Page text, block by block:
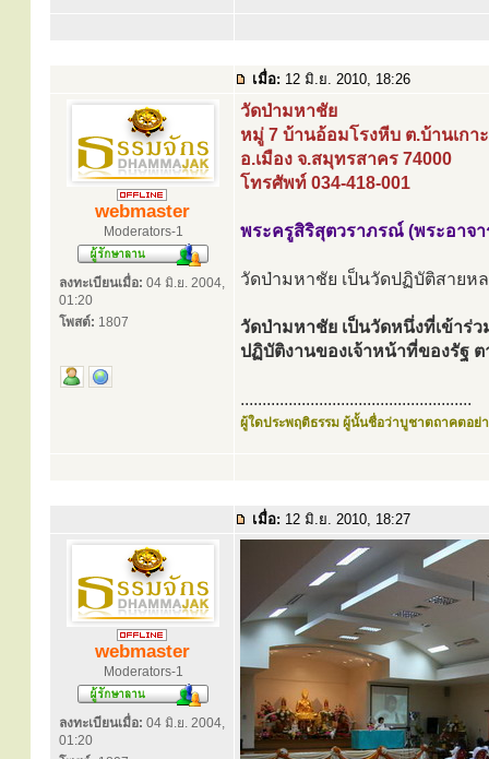
เมื่อ: 12 มิ.ย. 2010, 18:26
webmaster
Moderators-1
ลงทะเบียนเมื่อ: 04 มิ.ย. 2004,
01:20
โพสต์: 1807
วัดป่ามหาชัย
หมู่ 7 บ้านอ้อมโรงหีบ ต.บ้านเกาะ
อ.เมือง จ.สมุทรสาคร 74000
โทรศัพท์ 034-418-001
พระครูสิริสุตวราภรณ์ (พระอาจ
วัดป่ามหาชัย เป็นวัดปฏิบัติสายห
วัดป่ามหาชัย เป็นวัดหนึ่งที่เข้าร่
ปฏิบัติงานของเจ้าหน้าที่ของรัฐ
.....................................................
ผู้ใดประพฤติธรรม ผู้นั้นชื่อว่าบูชาตถาคตอย่า
เมื่อ: 12 มิ.ย. 2010, 18:27
webmaster
Moderators-1
ลงทะเบียนเมื่อ: 04 มิ.ย. 2004,
01:20